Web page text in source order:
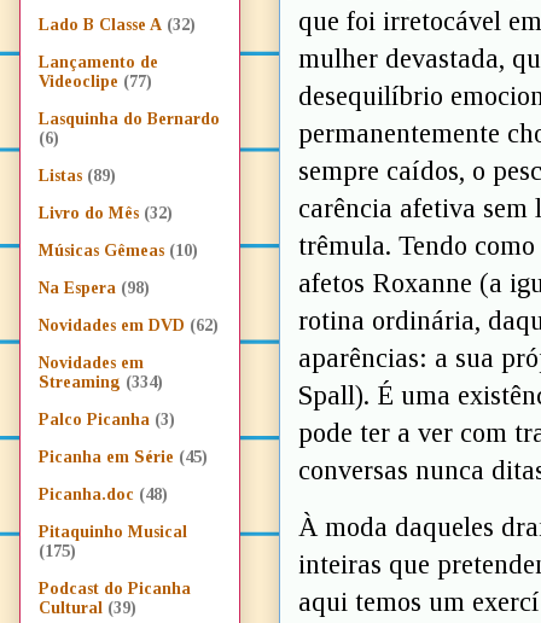
que foi irretocável
mulher devastada,
desequilíbrio
permanentemente
sempre caídos, o
carência afetiva sem
trêmula. Tendo
afetos Roxanne (a
rotina ordinária,
aparências: a sua
Spall). É uma
pode ter a ver com
conversas nunca
À moda daqueles
inteiras que
aqui temos um
Lado B Classe A (32)
Lançamento de
Videoclipe (77)
Lasquinha do Bernardo
(6)
Listas (89)
Livro do Mês (32)
Músicas Gêmeas (10)
Na Espera (98)
Novidades em DVD (62)
Novidades em
Streaming (334)
Palco Picanha (3)
Picanha em Série (45)
Picanha.doc (48)
Pitaquinho Musical
(175)
Podcast do Picanha
Cultural (39)